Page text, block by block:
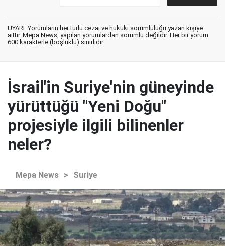
UYARI: Yorumların her türlü cezai ve hukuki sorumluluğu yazan kişiye
aittir. Mepa News, yapılan yorumlardan sorumlu değildir. Her bir yorum
600 karakterle (boşluklu) sınırlıdır.
İsrail'in Suriye'nin güneyinde
yürüttüğü "Yeni Doğu"
projesiyle ilgili bilinenler
neler?
Mepa News > Suriye